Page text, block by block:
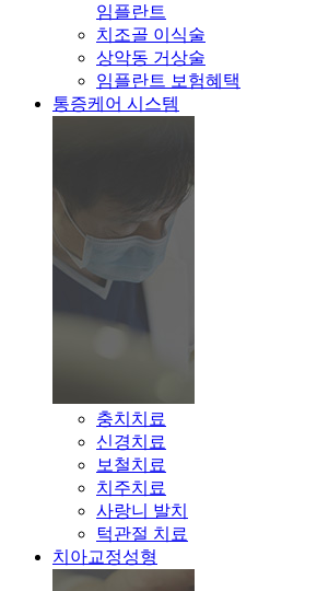
임플란트
치조골 이식술
상악동 거상술
임플란트 보험혜택
통증케어 시스템
충치치료
신경치료
보철치료
치주치료
사랑니 발치
턱관절 치료
치아교정성형